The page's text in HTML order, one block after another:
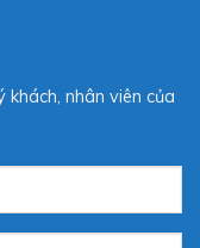
nhân viên của